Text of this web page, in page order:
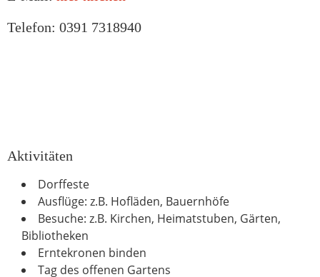
Telefon: 0391 7318940
Aktivitäten
Dorffeste
Ausflüge: z.B. Hofläden, Bauernhöfe
Besuche: z.B. Kirchen, Heimatstuben, Gärten,
Bibliotheken
Erntekronen binden
Tag des offenen Gartens